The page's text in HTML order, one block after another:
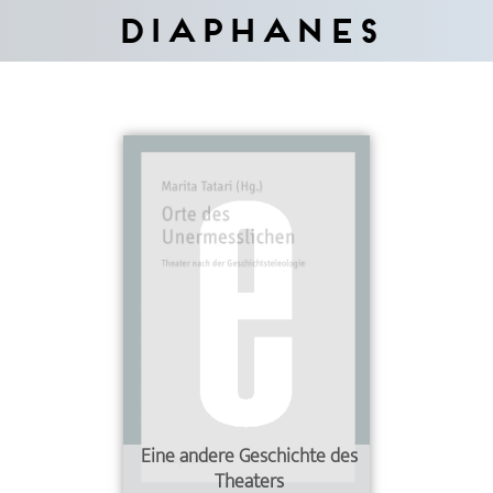
Diaphanes
Eine andere Geschichte des
Theaters